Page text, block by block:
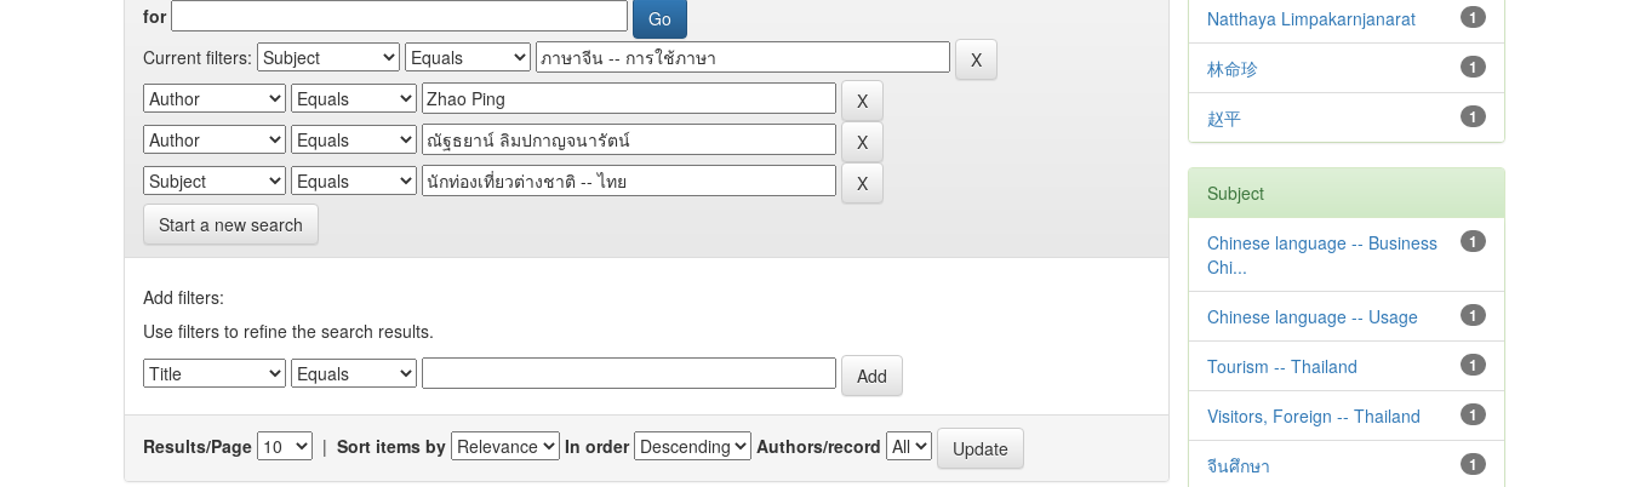
for
Current filters:
Start a new search
Add filters:
Use filters to refine the search results.
Results/Page | Sort items by In order Authors/record
1
Natthaya Limpakarnjanarat
1
林命珍
1
赵平
Subject
1
Chinese language -- Business
Chi...
1
Chinese language -- Usage
1
Tourism -- Thailand
1
Visitors, Foreign -- Thailand
1
จีนศึกษา